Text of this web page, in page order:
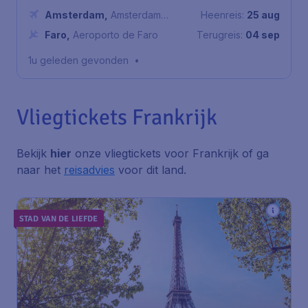
Amsterdam
Amsterdam
Airport Schiphol
Faro Aeroporto de Faro
Heenreis: 25 aug
Terugreis: 04 sep
1u geleden gevonden •
Vliegtickets Frankrijk
Bekijk hier onze vliegtickets voor Frankrijk of ga
naar het reisadvies voor dit land.
STAD VAN DE LIEFDE